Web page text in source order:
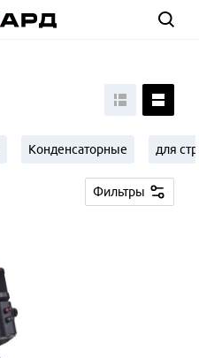
Конденсаторные для
Фильтры